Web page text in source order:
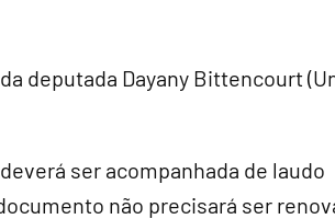
deputada Dayany Bittencourt
ser acompanhada de laudo
não precisará ser